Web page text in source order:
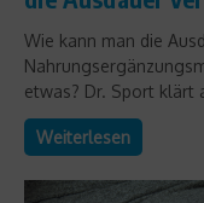
Wie kann man die
etwas? Dr. Sport klärt
Weiterlesen